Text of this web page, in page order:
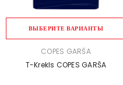
ВЫБЕРИТЕ ВАРИАНТЫ
ПРОДАВЕЦ:COPES GARŠA
T-Krekls COPES GARŠA